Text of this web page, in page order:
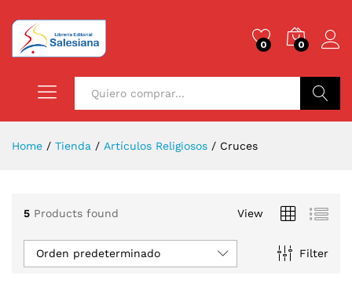
0 0
Home / Tienda / Artículos Religiosos / Cruces
5 Products found View
Filter
Orden predeterminado